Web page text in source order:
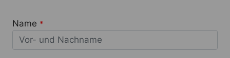
Name *